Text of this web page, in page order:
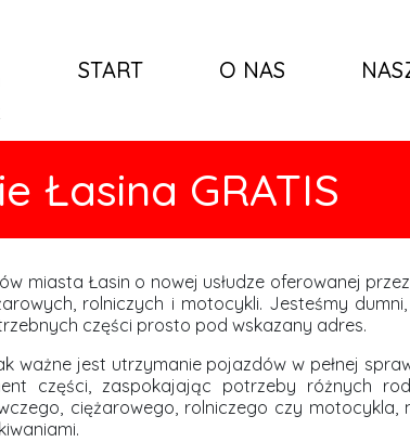
START O NAS
Łasina GRATIS
miasta Łasin o nowej usłudze oferowanej
rolniczych i motocykli. Jesteśmy
części prosto pod wskazany adres.
ważne jest utrzymanie pojazdów w pełnej
części, zaspokajając potrzeby różnych
ciężarowego, rolniczego czy